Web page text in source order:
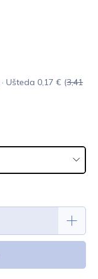
· Ušteda 0,17 € (3,41